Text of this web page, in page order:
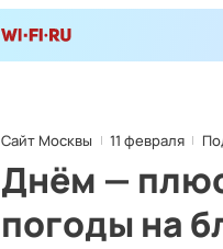
Сайт Москвы 11 февраля
Днём —
погоды на